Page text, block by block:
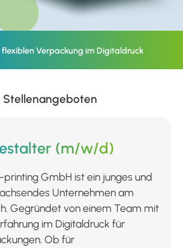
flexiblen Verpackung im Digitaldruck
Stellenangeboten
(m/w/d)
GmbH ist ein junges und
Unternehmen am
Gegründet von einem Team mit
im Digitaldruck für
Ob für